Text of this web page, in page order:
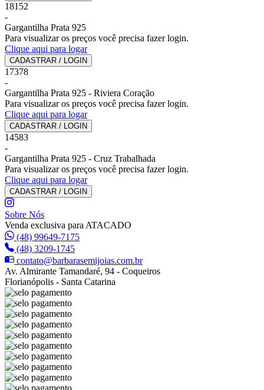
18152
-
Gargantilha Prata 925
Para visualizar os preços você precisa fazer login.
Clique aqui para logar
CADASTRAR / LOGIN
17378
-
Gargantilha Prata 925 - Riviera Coração
Para visualizar os preços você precisa fazer login.
Clique aqui para logar
CADASTRAR / LOGIN
14583
-
Gargantilha Prata 925 - Cruz Trabalhada
Para visualizar os preços você precisa fazer login.
Clique aqui para logar
CADASTRAR / LOGIN
Sobre Nós
Venda exclusiva para ATACADO
(48) 99649-7175
(48) 3209-1745
contato@barbarasemijoias.com.br
Av. Almirante Tamandaré, 94 - Coqueiros
Florianópolis - Santa Catarina